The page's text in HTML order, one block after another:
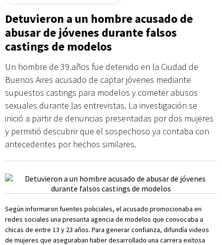
Detuvieron a un hombre acusado de
abusar de jóvenes durante falsos
castings de modelos
Un hombre de 39 años fue detenido en la Ciudad de
Buenos Aires acusado de captar jóvenes mediante
supuestos castings para modelos y cometer abusos
sexuales durante las entrevistas. La investigación se
inició a partir de denuncias presentadas por dos mujeres
y permitió descubrir que el sospechoso ya contaba con
antecedentes por hechos similares.
Según informaron fuentes policiales, el acusado promocionaba en
redes sociales una presunta agencia de modelos que convocaba a
chicas de entre 13 y 23 años. Para generar confianza, difundía videos
de mujeres que aseguraban haber desarrollado una carrera exitosa